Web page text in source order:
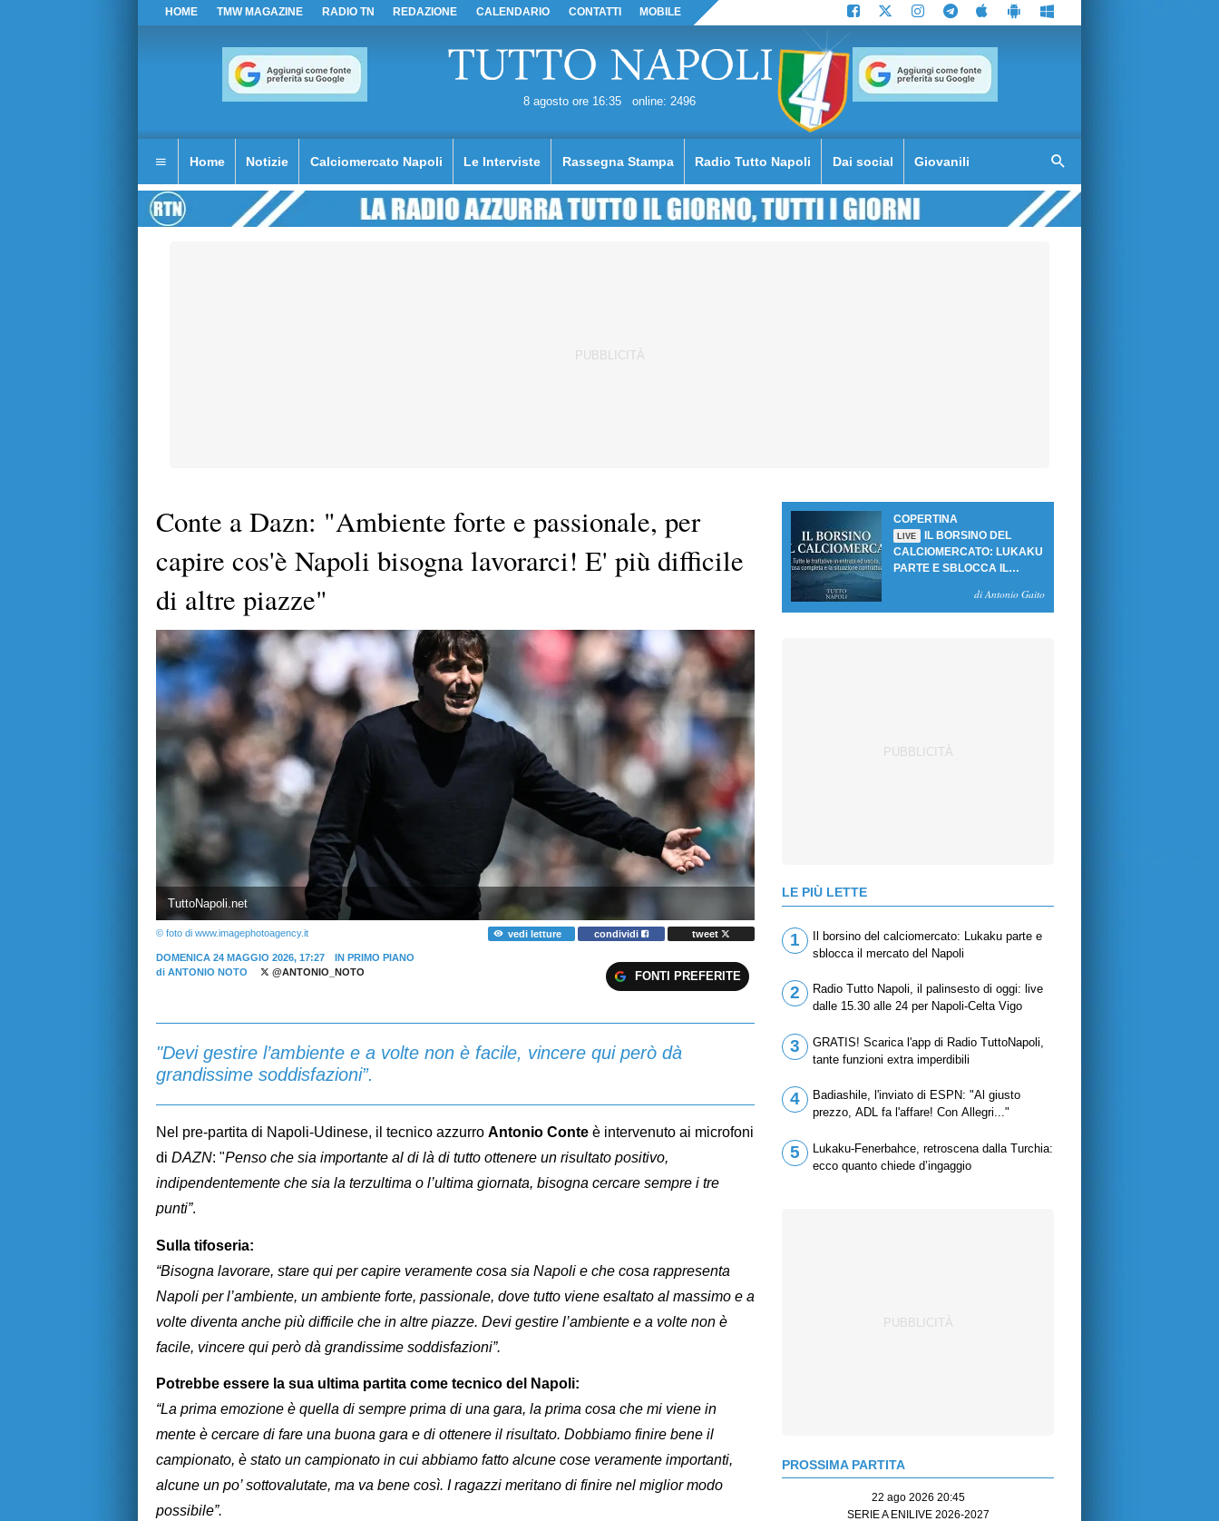
HOME TMW MAGAZINE RADIO TN REDAZIONE CALENDARIO CONTATTI MOBILE
8 agosto ore 16:35 online: 2496
Home Notizie Calciomercato Napoli Le Interviste Rassegna Stampa Radio Tutto Napoli Dai social Giovanili
Conte a Dazn: "Ambiente forte e passionale, per
capire cos'è Napoli bisogna lavorarci! E' più difficile
di altre piazze"
TuttoNapoli.net
© foto di www.imagephotoagency.it vedi letture condividi tweet
DOMENICA 24 MAGGIO 2026, 17:27
IN PRIMO PIANO
di ANTONIO NOTO @ANTONIO_NOTO FONTI PREFERITE
"Devi gestire l’ambiente e a volte non è facile, vincere qui però dà
grandissime soddisfazioni”.
Nel pre-partita di Napoli-Udinese, il tecnico azzurro Antonio Conte è intervenuto ai microfoni
di DAZN: "Penso che sia importante al di là di tutto ottenere un risultato positivo,
indipendentemente che sia la terzultima o l’ultima giornata, bisogna cercare sempre i tre
punti”.
Sulla tifoseria:
“Bisogna lavorare, stare qui per capire veramente cosa sia Napoli e che cosa rappresenta
Napoli per l’ambiente, un ambiente forte, passionale, dove tutto viene esaltato al massimo e a
volte diventa anche più difficile che in altre piazze. Devi gestire l’ambiente e a volte non è
facile, vincere qui però dà grandissime soddisfazioni”.
Potrebbe essere la sua ultima partita come tecnico del Napoli:
“La prima emozione è quella di sempre prima di una gara, la prima cosa che mi viene in
mente è cercare di fare una buona gara e di ottenere il risultato. Dobbiamo finire bene il
campionato, è stato un campionato in cui abbiamo fatto alcune cose veramente importanti,
alcune un po’ sottovalutate, ma va bene così. I ragazzi meritano di finire nel miglior modo
possibile”.
COPERTINA
LIVE
IL BORSINO DEL
CALCIOMERCATO: LUKAKU
PARTE E SBLOCCA IL
di Antonio Gaito
LE PIÙ LETTE
1
Il borsino del calciomercato: Lukaku parte e
sblocca il mercato del Napoli
2
Radio Tutto Napoli, il palinsesto di oggi: live
dalle 15.30 alle 24 per Napoli-Celta Vigo
3
GRATIS! Scarica l'app di Radio TuttoNapoli,
tante funzioni extra imperdibili
4
Badiashile, l'inviato di ESPN: "Al giusto
prezzo, ADL fa l'affare! Con Allegri..."
5
Lukaku-Fenerbahce, retroscena dalla Turchia:
ecco quanto chiede d’ingaggio
PROSSIMA PARTITA
22 ago 2026 20:45
SERIE A ENILIVE 2026-2027